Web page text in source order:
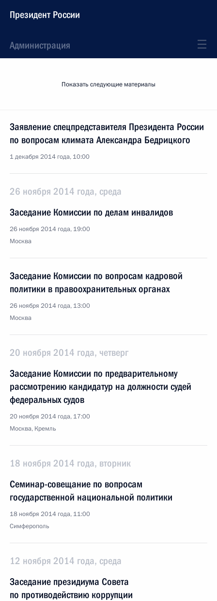
Президент России
Администрация
Показать следующие материалы
Заявление спецпредставителя Президента России
по вопросам климата Александра Бедрицкого
1 декабря 2014 года, 10:00
26 ноября 2014 года, среда
Заседание Комиссии по делам инвалидов
26 ноября 2014 года, 19:00
Москва
Заседание Комиссии по вопросам кадровой
политики в правоохранительных органах
26 ноября 2014 года, 13:00
Москва
20 ноября 2014 года, четверг
Заседание Комиссии по предварительному
рассмотрению кандидатур на должности судей
федеральных судов
20 ноября 2014 года, 17:00
Москва, Кремль
18 ноября 2014 года, вторник
Семинар-совещание по вопросам
государственной национальной политики
18 ноября 2014 года, 11:00
Симферополь
12 ноября 2014 года, среда
Заседание президиума Совета
по противодействию коррупции